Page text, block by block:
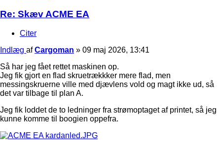
Re: Skæv ACME EA
Citer
Indlæg afCargoman » 09 maj 2026, 13:41
Så har jeg fået rettet maskinen op.
Jeg fik gjort en flad skruetrækkker mere flad, men
messingskruerne ville med djævlens vold og magt ikke ud, så
det var tilbage til plan A.
Jeg fik loddet de to ledninger fra strømoptaget af printet, så jeg
kunne komme til boogien oppefra.